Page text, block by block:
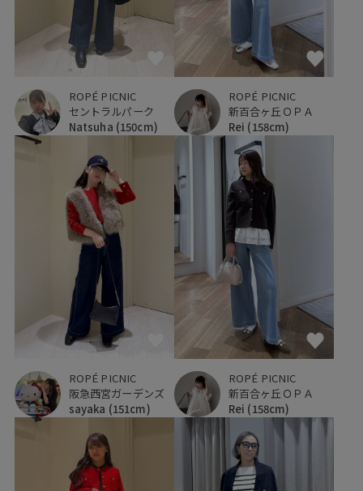
ROPÉ PICNIC
セントラルパーク
Natsuha (150cm)
ROPÉ PICNIC
新百合ヶ丘ＯＰＡ
Rei (158cm)
ROPÉ PICNIC
阪急西宮ガーデンズ
sayaka (151cm)
ROPÉ PICNIC
新百合ヶ丘ＯＰＡ
Rei (158cm)